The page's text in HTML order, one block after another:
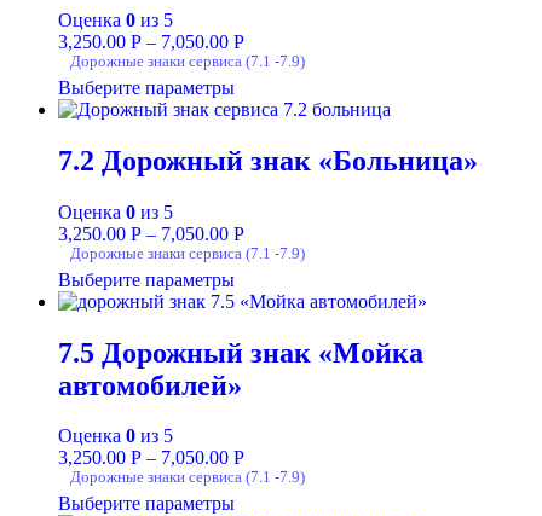
Оценка 0 из 5
3,250.00 Р – 7,050.00 Р
Дорожные знаки сервиса (7.1 -7.9)
Выберите параметры
7.2 Дорожный знак «Больница»
Оценка 0 из 5
3,250.00 Р – 7,050.00 Р
Дорожные знаки сервиса (7.1 -7.9)
Выберите параметры
7.5 Дорожный знак «Мойка
автомобилей»
Оценка 0 из 5
3,250.00 Р – 7,050.00 Р
Дорожные знаки сервиса (7.1 -7.9)
Выберите параметры